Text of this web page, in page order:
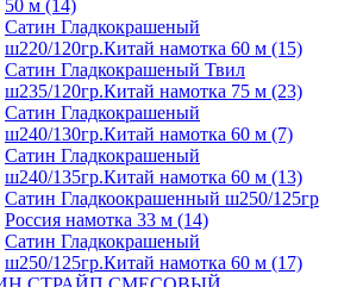
50 м (14)
Сатин Гладкокрашеный
ш220/120гр.Китай намотка 60 м (15)
Сатин Гладкокрашеный Твил
ш235/120гр.Китай намотка 75 м (23)
Сатин Гладкокрашеный
ш240/130гр.Китай намотка 60 м (7)
Сатин Гладкокрашеный
ш240/135гр.Китай намотка 60 м (13)
Сатин Гладкоокрашенный ш250/125гр
Россия намотка 33 м (14)
Сатин Гладкокрашеный
ш250/125гр.Китай намотка 60 м (17)